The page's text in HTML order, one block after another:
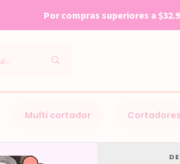
Multi cortador
Por compras superiores a